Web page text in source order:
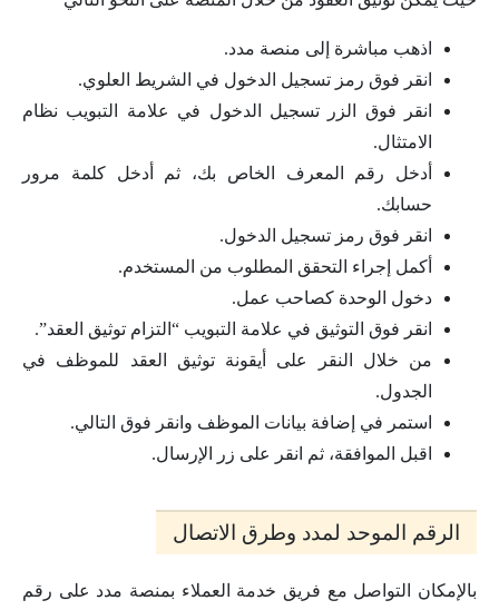
اذهب مباشرة إلى منصة مدد.
انقر فوق رمز تسجيل الدخول في الشريط العلوي.
انقر فوق الزر تسجيل الدخول في علامة التبويب نظام
الامتثال.
أدخل رقم المعرف الخاص بك، ثم أدخل كلمة مرور
حسابك.
انقر فوق رمز تسجيل الدخول.
أكمل إجراء التحقق المطلوب من المستخدم.
دخول الوحدة كصاحب عمل.
انقر فوق التوثيق في علامة التبويب “التزام توثيق العقد”.
من خلال النقر على أيقونة توثيق العقد للموظف في
الجدول.
استمر في إضافة بيانات الموظف وانقر فوق التالي.
اقبل الموافقة، ثم انقر على زر الإرسال.
الرقم الموحد لمدد وطرق الاتصال
بالإمكان التواصل مع فريق خدمة العملاء بمنصة مدد على رقم